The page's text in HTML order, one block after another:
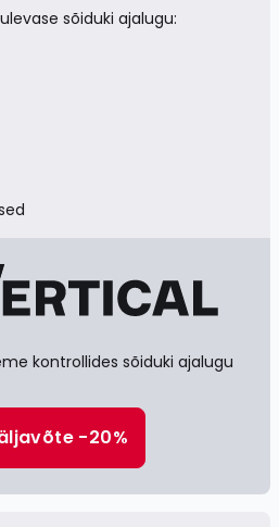
sõiduki ajalugu:
kontrollides sõiduki ajalugu
-20%